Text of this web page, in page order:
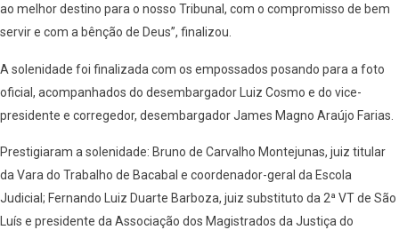
ao melhor destino para o nosso Tribunal, com o compromisso de bem
servir e com a bênção de Deus”, finalizou.
A solenidade foi finalizada com os empossados posando para a foto
oficial, acompanhados do desembargador Luiz Cosmo e do vice-
presidente e corregedor, desembargador James Magno Araújo Farias.
Prestigiaram a solenidade: Bruno de Carvalho Montejunas, juiz titular
da Vara do Trabalho de Bacabal e coordenador-geral da Escola
Judicial; Fernando Luiz Duarte Barboza, juiz substituto da 2ª VT de São
Luís e presidente da Associação dos Magistrados da Justiça do